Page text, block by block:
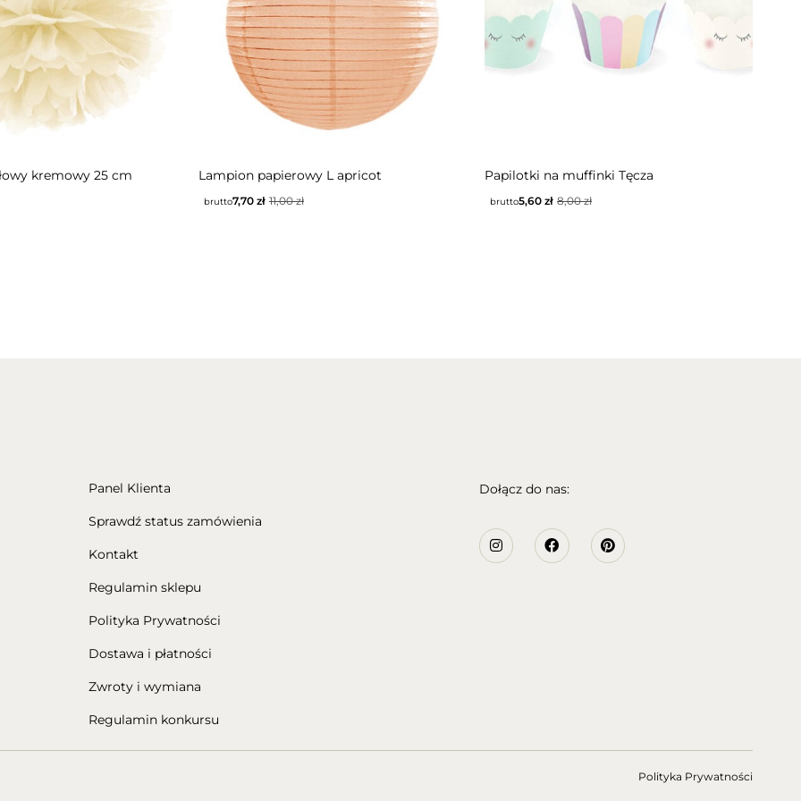
kremowy 25 cm Lampion papierowy L apricot
11,00zł
7,70 zł
brutto
Papilotki na muffinki Tęcza
8,00zł
5,60 zł
brutto
Panel Klienta
Sprawdź status zamówienia
Kontakt
Regulamin sklepu
Polityka Prywatności
Dostawa i płatności
Zwroty i wymiana
Regulamin konkursu
Dołącz do nas:
Polityka Prywatności